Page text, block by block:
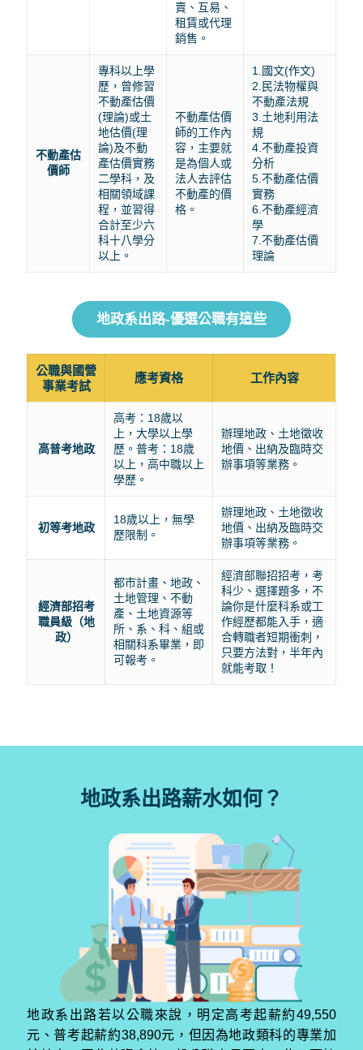
賣、互易、
租賃或代理
銷售。
不動產估
價師
專科以上學
歷，曾修習
不動產估價
(理論)或土
地估價(理
論)及不動
產估價實務
二學科，及
相關領域課
程，並習得
合計至少六
科十八學分
以上。
不動產估價
師的工作內
容，主要就
是為個人或
法人去評估
不動產的價
格。
1.國文(作文)
2.民法物權與
不動產法規
3.土地利用法
規
4.不動產投資
分析
5.不動產估價
實務
6.不動產經濟
學
7.不動產估價
理論
地政系出路-優選公職有這些
公職與國營
事業考試
應考資格 工作內容
高普考地政
高考：18歲以
上，大學以上學
歷。普考：18歲
以上，高中職以上
學歷。
辦理地政、土地徵收
地價、出納及臨時交
辦事項等業務。
初等考地政
18歲以上，無學
歷限制。
辦理地政、土地徵收
地價、出納及臨時交
辦事項等業務。
經濟部招考
職員級（地
政）
都市計畫、地政、
土地管理、不動
產、土地資源等
所、系、科、組或
相關科系畢業，即
可報考。
經濟部聯招招考，考
科少、選擇題多，不
論你是什麼科系或工
作經歷都能入手，適
合轉職者短期衝刺，
只要方法對，半年內
就能考取！
地政系出路薪水如何？
地政系出路若以公職來說，明定高考起薪約49,550
元、普考起薪約38,890元，但因為地政類科的專業加